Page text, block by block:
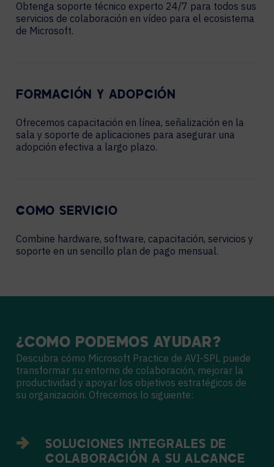
Obtenga soporte técnico experto 24/7 para todos sus
servicios de colaboración en vídeo para el ecosistema
de Microsoft.
FORMACIÓN Y ADOPCIÓN
Ofrecemos capacitación en línea, señalización en la
sala y soporte de aplicaciones para asegurar una
adopción efectiva a largo plazo.
COMO SERVICIO
Combine hardware, software, capacitación, servicios y
soporte en un sencillo plan de pago mensual.
¿CÓMO PODEMOS AYUDAR?
Descubra cómo Microsoft Practice de AVI-SPL puede
transformar su entorno de colaboración, mejorar la
productividad y apoyar los objetivos estratégicos de
su organización. Ofrecemos lo siguiente:
SOLUCIONES INTEGRALES DE
COLABORACIÓN A SU ALCANCE